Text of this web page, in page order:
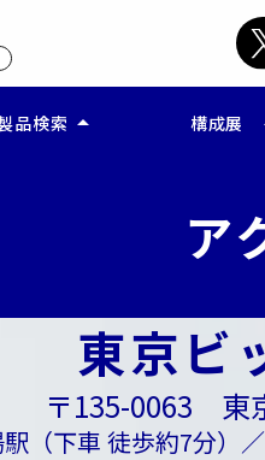
ア
東京ビ
〒135-0063 東
（下車 徒歩約7分）
品検索 arrow_drop_up 構成展
ー 法務
ー マー
ー 営業